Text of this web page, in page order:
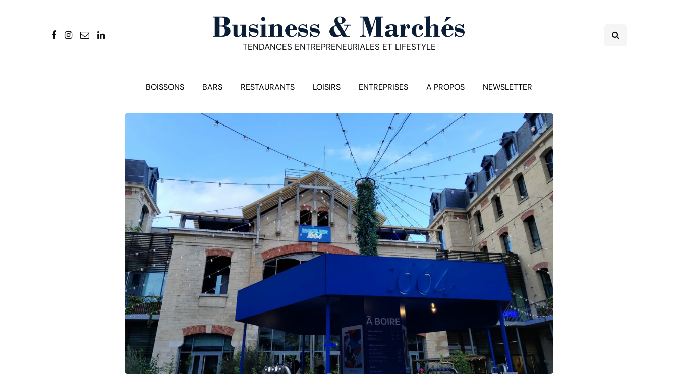
TENDANCES ENTREPRENEURIALES ET LIFESTYLE
BOISSONS BARS RESTAURANTS LOISIRS ENTREPRISES A PROPOS NEWSLETTER